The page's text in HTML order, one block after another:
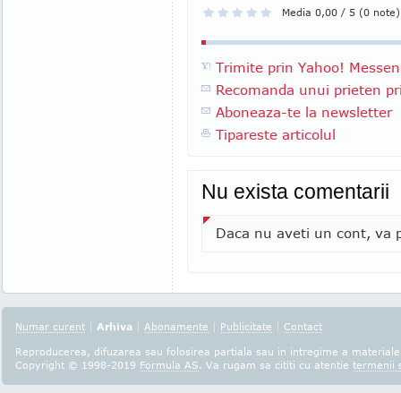
Media 0,00 / 5 (0 note)
Trimite prin Yahoo!
Recomanda unui prieten
Aboneaza-te la newsletter
Tipareste articolul
Nu exista comentarii
Daca nu aveti un cont, va
Numar curent | Arhiva | Abonamente | Publicitate | Contact
Reproducerea, difuzarea sau folosirea partiala sau in intregime a
Copyright © 1998-2019 Formula AS. Va rugam sa cititi cu atentie termenii